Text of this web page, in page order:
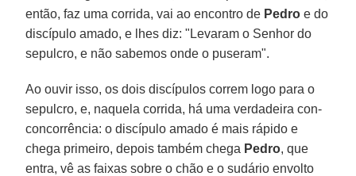
então, faz uma corrida, vai ao encontro de Pedro e do
discípulo amado, e lhes diz: "Levaram o Senhor do
sepulcro, e não sabemos onde o puseram".
Ao ouvir isso, os dois discípulos correm logo para o
sepulcro, e, naquela corrida, há uma verdadeira con-
concorrência: o discípulo amado é mais rápido e
chega primeiro, depois também chega Pedro, que
entra, vê as faixas sobre o chão e o sudário envolto